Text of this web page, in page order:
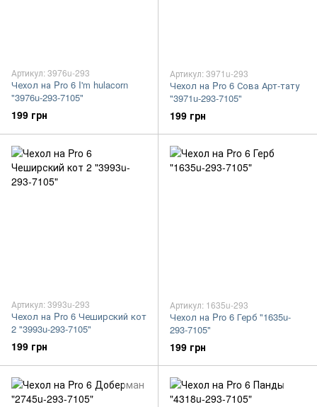
Артикул: 3976u-293
Чехол на Pro 6 I'm hulacorn
"3976u-293-7105"
199 грн
Артикул: 3971u-293
Чехол на Pro 6 Сова Арт-тату
"3971u-293-7105"
199 грн
Артикул: 3993u-293
Чехол на Pro 6 Чеширский кот
2 "3993u-293-7105"
199 грн
Артикул: 1635u-293
Чехол на Pro 6 Герб "1635u-
293-7105"
199 грн